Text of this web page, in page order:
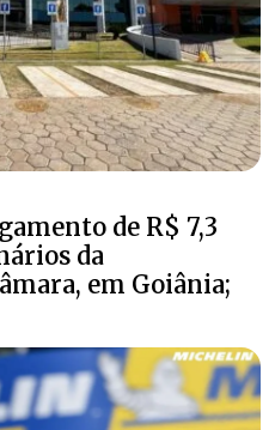
de R$ 7,3
da
em Goiânia;